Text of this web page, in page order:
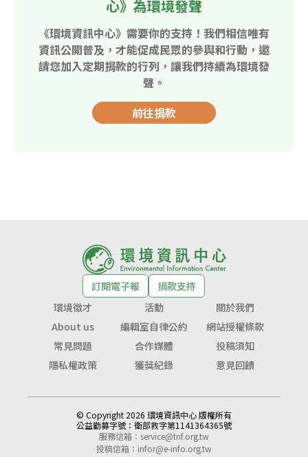
心》為環境發聲
《環境資訊中心》需要你的支持！我們相信唯有
資訊公開普及，才能促成民眾的參與和行動，邀
請您加入定期捐款的行列，讓我們持續為環境發
聲。
前往捐款
訂閱電子報
捐款支持
環境徵才
活動
關於我們
About us
編輯室自律公約
網站授權條款
常見問題
合作媒體
投稿須知
隱私權政策
獲獎紀錄 意見回饋
© Copyright 2026 環境資訊中心 版權所有
公益勸募字號： 衛部救字第1141364365號
服務信箱： service@tnf.org.tw
投稿信箱： infor@e-info.org.tw